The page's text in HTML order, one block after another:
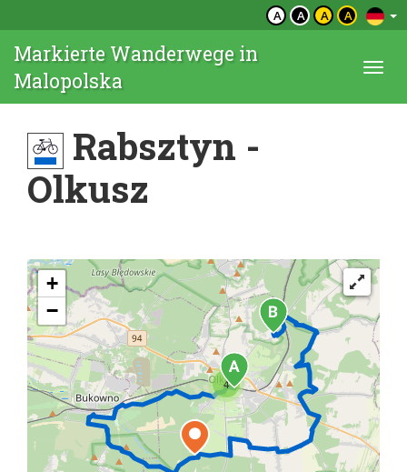
A A A A
Markierte Wanderwege in
Malopolska
Rabsztyn -
Olkusz
4
+
−